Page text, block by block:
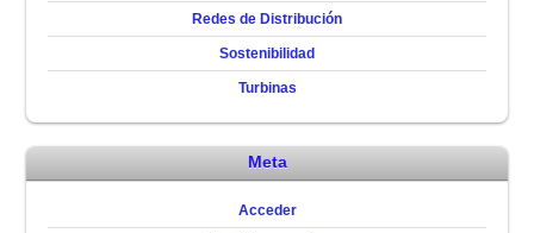
Redes de Distribución
Sostenibilidad
Turbinas
Meta
Acceder